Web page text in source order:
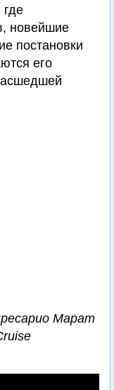
новейшие
постановки
его
Марат